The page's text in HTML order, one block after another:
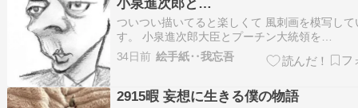
わたしも買ってきて食べたことがあ…
ついつい描いてると楽しくて 風刺画を模写して
す。 小泉進次郎大臣とプーチン大統領を…
34日前 絵手紙‥我忘吾
2915暇 妄想に生きる僕の物語